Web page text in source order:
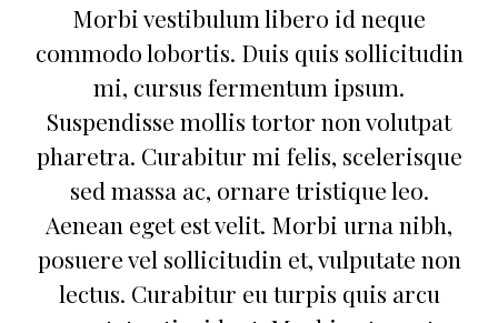
Morbi vestibulum libero id neque
commodo lobortis. Duis quis sollicitudin
mi, cursus fermentum ipsum.
Suspendisse mollis tortor non volutpat
pharetra. Curabitur mi felis, scelerisque
sed massa ac, ornare tristique leo.
Aenean eget est velit. Morbi urna nibh,
posuere vel sollicitudin et, vulputate non
lectus. Curabitur eu turpis quis arcu